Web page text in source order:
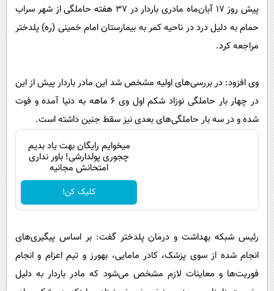
محیط زیست
سلامت
اجتماعی
حیات وحش
سیاست خارجی
پیش روز ۱۷ آبان‌ماه مادری باردار در ۳۷ هفته حاملگی از شهر سراب
حمام به دلیل درد در ناحیه کمر به بیمارستان امام خمینی (ره) پلدختر
مراجعه کرد.
وی افزود: در بررسی‌های اولیه مشخص شد این مادر باردار پیش از این
در چهار بار حاملگی نوزاد شکم اول وی ۶ ماهه به دنیا آمده و فوت
شده و در سه بار حاملگی‌های بعدی نیز سقط جنین داشته است.
میخوایم رایگان بهت یاد بدیم
چجوری پولدارشی! باور نداری
امتحانش مجانیه
کلیک کن!
رئیس شبکه بهداشت و درمان پلدختر گفت: بر اساس پیگیری‌های
انجام شده از سوی پزشک، کادر مامایی، بهورز و تیم اعزام و انجام
فوریت‌ها و معاینات لازم مشخص می‌شود که مادر باردار به دلیل